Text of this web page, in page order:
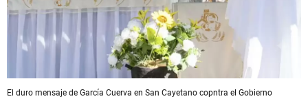
El duro mensaje de García Cuerva en San Cayetano copntra el Gobierno